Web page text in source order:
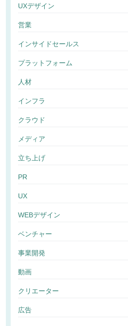
UXデザイン
営業
インサイドセールス
プラットフォーム
人材
インフラ
クラウド
メディア
立ち上げ
PR
UX
WEBデザイン
ベンチャー
事業開発
動画
クリエーター
広告